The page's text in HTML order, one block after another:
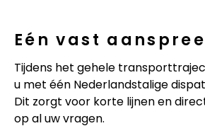
Eén vast
Tijdens het gehele
u met één Nederlandstalige
Dit zorgt voor korte lijnen en
op al uw vragen.